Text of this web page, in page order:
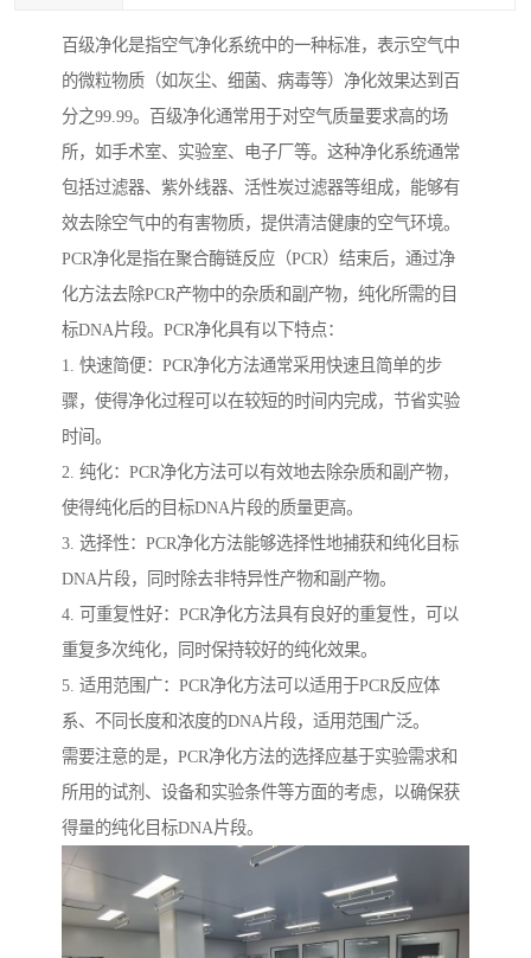
百级净化是指空气净化系统中的一种标准，表示空气中
的微粒物质（如灰尘、细菌、病毒等）净化效果达到百
分之99.99。百级净化通常用于对空气质量要求高的场
所，如手术室、实验室、电子厂等。这种净化系统通常
包括过滤器、紫外线器、活性炭过滤器等组成，能够有
效去除空气中的有害物质，提供清洁健康的空气环境。
PCR净化是指在聚合酶链反应（PCR）结束后，通过净
化方法去除PCR产物中的杂质和副产物，纯化所需的目
标DNA片段。PCR净化具有以下特点：
1. 快速简便：PCR净化方法通常采用快速且简单的步
骤，使得净化过程可以在较短的时间内完成，节省实验
时间。
2. 纯化：PCR净化方法可以有效地去除杂质和副产物，
使得纯化后的目标DNA片段的质量更高。
3. 选择性：PCR净化方法能够选择性地捕获和纯化目标
DNA片段，同时除去非特异性产物和副产物。
4. 可重复性好：PCR净化方法具有良好的重复性，可以
重复多次纯化，同时保持较好的纯化效果。
5. 适用范围广：PCR净化方法可以适用于PCR反应体
系、不同长度和浓度的DNA片段，适用范围广泛。
需要注意的是，PCR净化方法的选择应基于实验需求和
所用的试剂、设备和实验条件等方面的考虑，以确保获
得量的纯化目标DNA片段。